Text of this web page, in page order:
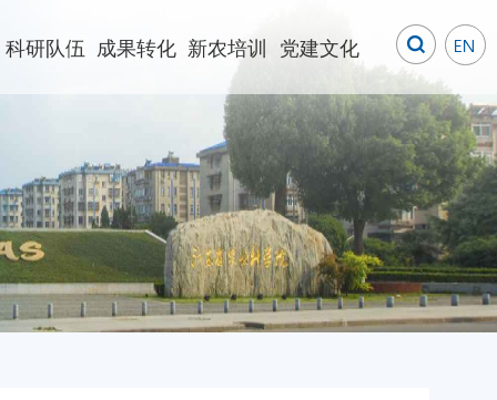
科研队伍 成果转化 新农培训 党建文化